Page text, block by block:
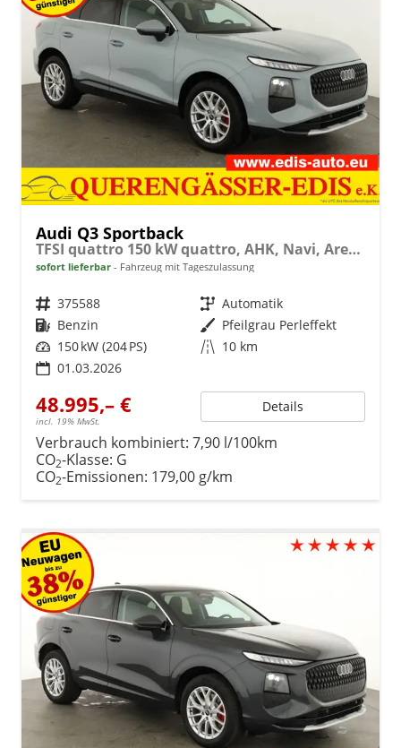
Audi Q3 Sportback
TFSI quattro 150 kW quattro, AHK, Navi, AreaView, Side, Sound, Winter, 18-Zoll
sofort lieferbar Fahrzeug mit Tageszulassung
Fahrzeugnr. 375588 Getriebe Automatik
Kraftstoff Benzin Außenfarbe Pfeilgrau Perleffekt
Leistung 150 kW (204 PS) Kilometerstand 10 km
01.03.2026
48.995,– €
incl. 19% MwSt.
Details
Verbrauch kombiniert: 7,90 l/100km
CO2-Klasse: G
CO2-Emissionen: 179,00 g/km